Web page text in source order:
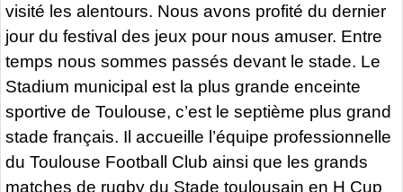
visité les alentours. Nous avons profité du dernier
jour du festival des jeux pour nous amuser. Entre
temps nous sommes passés devant le stade. Le
Stadium municipal est la plus grande enceinte
sportive de Toulouse, c’est le septième plus grand
stade français. Il accueille l’équipe professionnelle
du Toulouse Football Club ainsi que les grands
matches de rugby du Stade toulousain en H Cup